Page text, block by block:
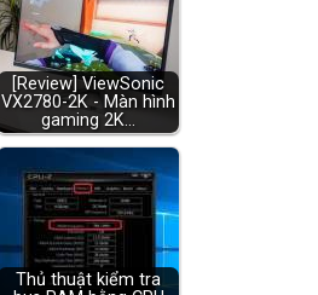
[Review] ViewSonic
VX2780-2K - Màn hình
gaming 2K…
Thủ thuật kiểm tra